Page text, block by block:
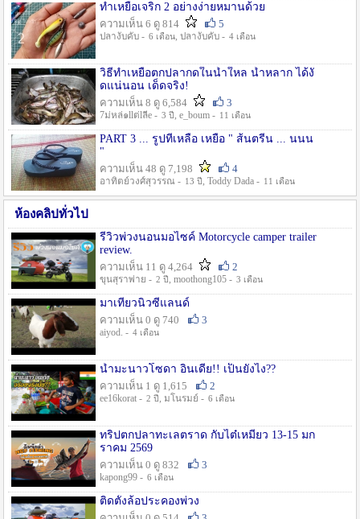
ทำเหยื่อเจริก 2 อย่างง่ายหมานด้วย
ความเห็น 6 ดู 814
5
ปลางับคับ - 6 เดือน, ปลางับคับ - 4 เดือน
วิธีทำเหยื่อตกปลากดในน้ำใหล น้ำหลาก ได้งั
ดแน่นอน เด็ดจริง!
ความเห็น 8 ดู 6,584
3
7ม่หล่๑llต่lลีe - 3 ปี , e_boum - 11 เดือน
PART 3 ... รูปที่เหลือ เหยื่อ " ส้นตรีน ... นนน
"
ความเห็น 48 ดู 7,198
4
อาทิตย์วงศ์สุวรรณ - 13 ปี , Toddy Dada - 11 เดือน
ห้องคลิปทั่วไป
รีวิวพ่วงนอนมอไซค์ Motorcycle camper trailer
review.
ความเห็น 11 ดู 4,264
2
ขุนสุราพ่าย - 2 ปี , moothong105 - 3 เดือน
มาเที่ยวนิวซีแลนด์
ความเห็น 0 ดู 740
3
aiyod. - 4 เดือน
น้ำมะนาวโซดา อินเดีย!! เป็นยังไง??
ความเห็น 1 ดู 1,615
2
ee16korat - 2 ปี , มโนรมย์ - 6 เดือน
ทริปตกปลาทะเลตราด กับไต๋เหมี่ยว 13-15 มก
ราคม 2569
ความเห็น 0 ดู 832
3
kapong99 - 6 เดือน
ติดตั้งล้อประคองพ่วง